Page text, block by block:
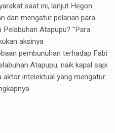
saat ini, lanjut Hegon
dan mengatur pelarian para
Pelabuhan Atapupu? "Para
aksinya
pembunuhan terhadap Fabi
Atapupu, naik kapal sapi
intelektual yang mengatur